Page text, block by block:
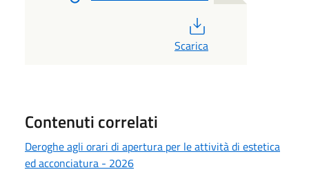
Scarica
Contenuti correlati
Deroghe agli orari di apertura per le attività di estetica
ed acconciatura - 2026